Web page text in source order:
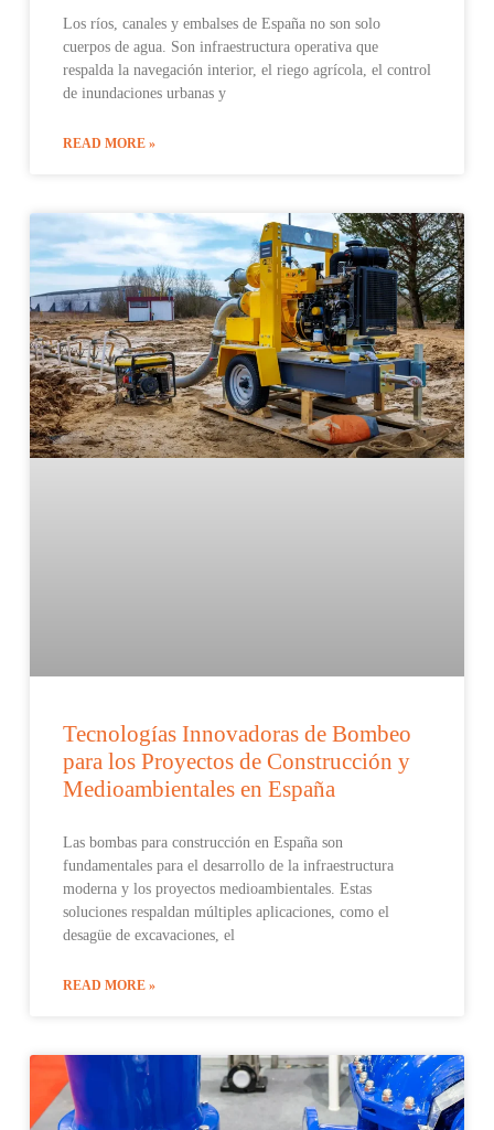
Los ríos, canales y embalses de España no son solo
cuerpos de agua. Son infraestructura operativa que
respalda la navegación interior, el riego agrícola, el control
de inundaciones urbanas y
READ MORE »
Tecnologías Innovadoras de Bombeo
para los Proyectos de Construcción y
Medioambientales en España
Las bombas para construcción en España son
fundamentales para el desarrollo de la infraestructura
moderna y los proyectos medioambientales. Estas
soluciones respaldan múltiples aplicaciones, como el
desagüe de excavaciones, el
READ MORE »